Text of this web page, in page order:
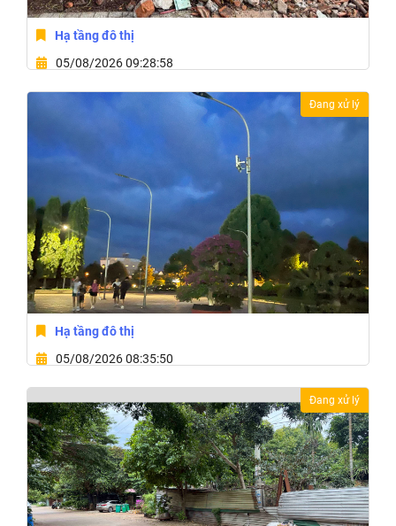
Hạ tầng đô thị
05/08/2026 09:28:58
Phường Buôn Ma Thuột, Tỉnh Đắk Lắk
Hạ tầng đô thị
05/08/2026 08:35:50
Phường Buôn Ma Thuột, Tỉnh Đắk Lắk
Đang xử lý
Đang xử lý